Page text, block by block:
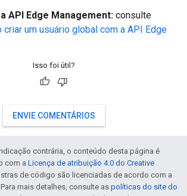
API Edge Management: consulte
criar um usuário global com a API Edge
Isso foi útil?
ENVIE COMENTÁRIOS
contrária, o conteúdo desta página é
com a Licença de atribuição 4.0 do Creative
de código são licenciadas de acordo com a
Para mais detalhes, consulte as políticas do site do